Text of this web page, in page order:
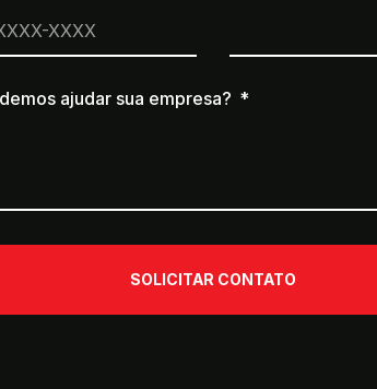
ajudar sua empresa?
SOLICITAR CONTATO